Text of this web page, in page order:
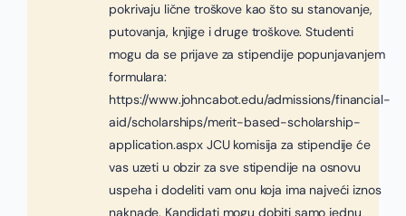
pokrivaju lične troškove kao što su stanovanje,
putovanja, knjige i druge troškove. Studenti
mogu da se prijave za stipendije popunjavanjem
formulara:
https://www.johncabot.edu/admissions/financial-
aid/scholarships/merit-based-scholarship-
application.aspx JCU komisija za stipendije će
vas uzeti u obzir za sve stipendije na osnovu
uspeha i dodeliti vam onu koja ima najveći iznos
naknade. Kandidati mogu dobiti samo jednu